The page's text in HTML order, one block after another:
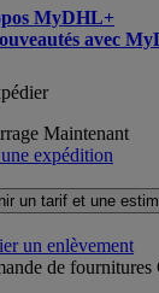
MyDHL+
avec
Maintenant
expédition
un tarif et une
un enlèvement
de fournitures